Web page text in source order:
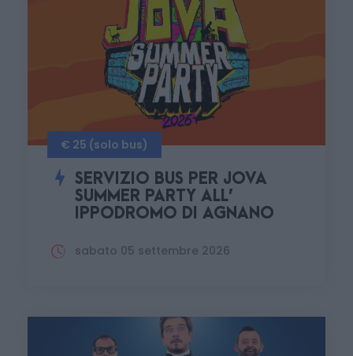
€ 25 (solo bus)
SERVIZIO BUS PER JOVA
SUMMER PARTY ALL’
IPPODROMO DI AGNANO
sabato 05 settembre 2026